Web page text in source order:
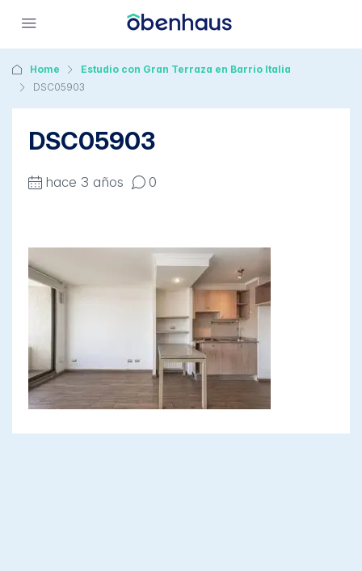
Home
Estudio con Gran Terraza en Barrio Italia
DSC05903
DSC05903
hace 3 años 0